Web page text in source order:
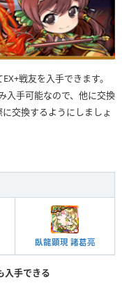
戦友を入手できます。
入手可能なので、他に交換
交換するようにしましょ
臥龍顕現 諸葛亮
入手できる